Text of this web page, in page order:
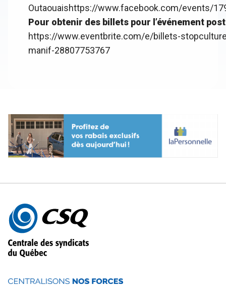
Outaouaishttps://www.facebook.com/events/
Pour obtenir des billets pour l’événement
https://www.eventbrite.com/e/billets-
manif-28807753767
Autres
informations